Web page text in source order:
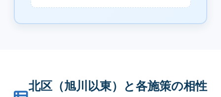
北区（旭川以東）と各施策の相性